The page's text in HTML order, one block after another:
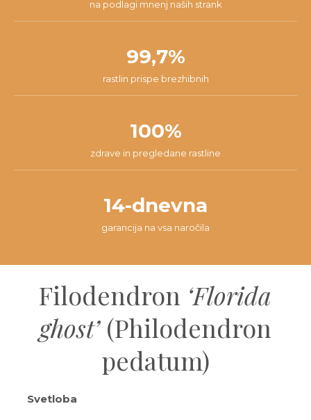
na podlagi mnenj naših strank
99,7%
rastlin prispe brezhibnih
100%
zdrave in pregledane rastline
14-dnevna
garancija na vsa naročila
Filodendron ‘Florida
ghost’(Philodendron
pedatum)
Svetloba